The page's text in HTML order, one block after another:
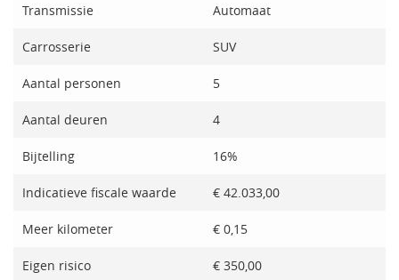
Transmissie Automaat
Carrosserie SUV
Aantal personen 5
Aantal deuren 4
Bijtelling 16%
Indicatieve fiscale waarde € 42.033,00
Meer kilometer € 0,15
Eigen risico € 350,00